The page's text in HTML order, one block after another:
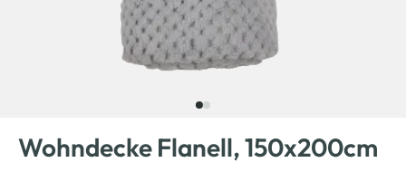
Wohndecke Flanell, 150x200cm